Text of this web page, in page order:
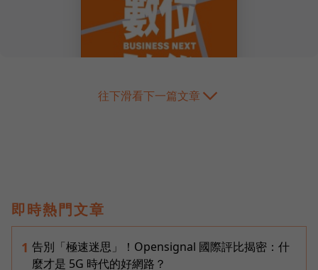
往下滑看下一篇文章
即時熱門文章
1 告別「極速迷思」！Opensignal 國際評比揭密：什
麼才是 5G 時代的好網路？